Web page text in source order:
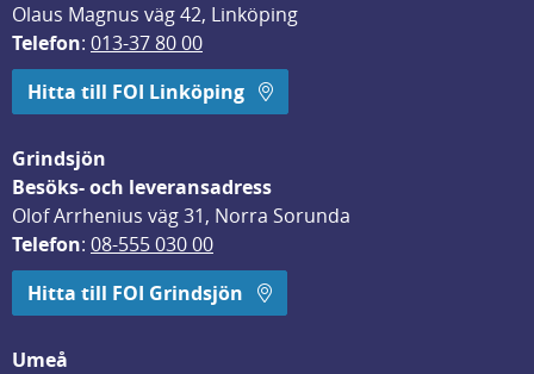
Olaus Magnus väg 42, Linköping
Telefon: 013-37 80 00
Hitta till FOI Linköping
Grindsjön
Besöks- och leveransadress
Olof Arrhenius väg 31, Norra Sorunda
Telefon: 08-555 030 00
Hitta till FOI Grindsjön
Umeå